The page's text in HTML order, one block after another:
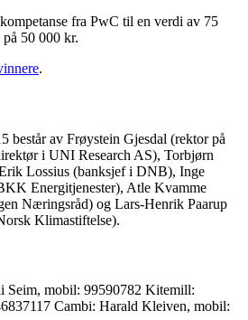
fra PwC til en verdi av 75
50 000 kr.
.
består av Frøystein Gjesdal (rektor på
i UNI Research AS), Torbjørn
Lossius (banksjef i DNB), Inge
Energitjenester), Atle Kvamme
Næringsråd) og Lars-Henrik Paarup
Klimastiftelse).
mobil: 99590782 Kitemill:
Cambi: Harald Kleiven, mobil: